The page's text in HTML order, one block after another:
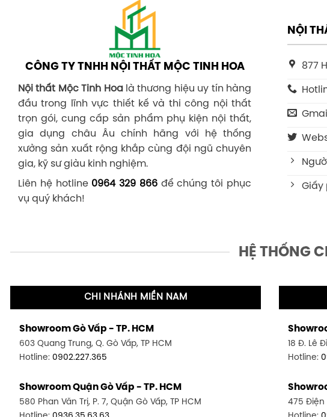
CÔNG TY TNHH NỘI THẤT MỘC TINH HOA
Nội thất Mộc Tinh Hoalà thương hiệu uy tín hàng
đầu trong lĩnh vực thiết kế và thi công nội thất
trọn gói, cung cấp sản phẩm phụ kiện nội thất,
gia dụng châu Âu chính hãng với hệ thống
xưởng sản xuất rộng khắp cùng đội ngũ chuyên
gia, kỹ sư giàu kinh nghiệm.
Liên hệ hotline 0964 329 866để chúng tôi phục
vụ quý khách!
NỘI
877
Giấy
HỆ THỐNG
CHI NHÁNH MIỀN NAM
Showroom Gò Vấp - TP. HCM
603 Quang Trung, Q. Gò Vấp, TP HCM
Hotline: 0902.227.365
Showroom Quận Gò Vấp - TP. HCM
580 Phan Văn Trị, P. 7, Quận Gò Vấp, TP HCM
18 Đ. Lê
Hotline:
475 Điện